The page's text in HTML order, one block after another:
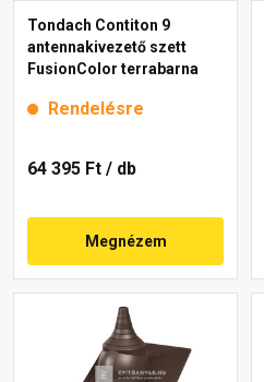
Tondach Contiton 9
antennakivezető szett
FusionColor terrabarna
Rendelésre
64 395 Ft / db
Megnézem